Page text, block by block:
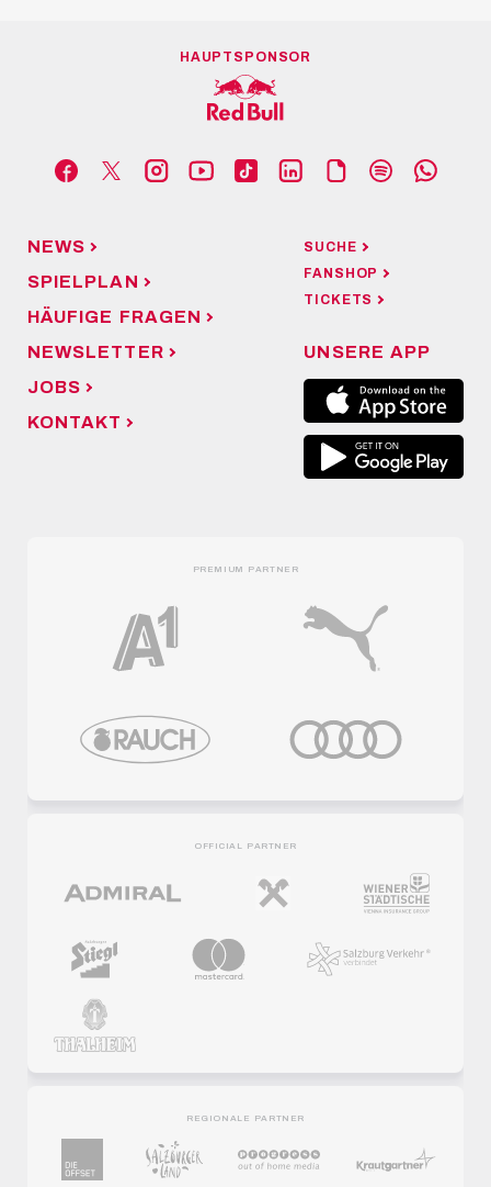
HAUPTSPONSOR
NEWS
SPIELPLAN
HÄUFIGE FRAGEN
NEWSLETTER
JOBS
KONTAKT
SUCHE
FANSHOP
TICKETS
UNSERE APP
PREMIUM PARTNER
OFFICIAL PARTNER
REGIONALE PARTNER